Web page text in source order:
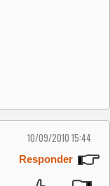
10/09/2010 15:44
Responder